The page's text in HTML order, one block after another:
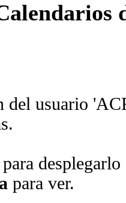
del usuario
para desplegarlo
para ver.